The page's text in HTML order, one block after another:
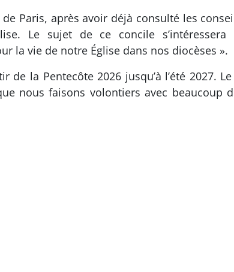
Paris, après avoir déjà consulté les
Le sujet de ce concile
la vie de notre Église dans nos diocèses ».
de la Pentecôte 2026 jusqu’à l’été 2027.
nous faisons volontiers avec beaucoup